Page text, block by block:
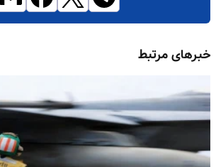
خبرهای مرتبط